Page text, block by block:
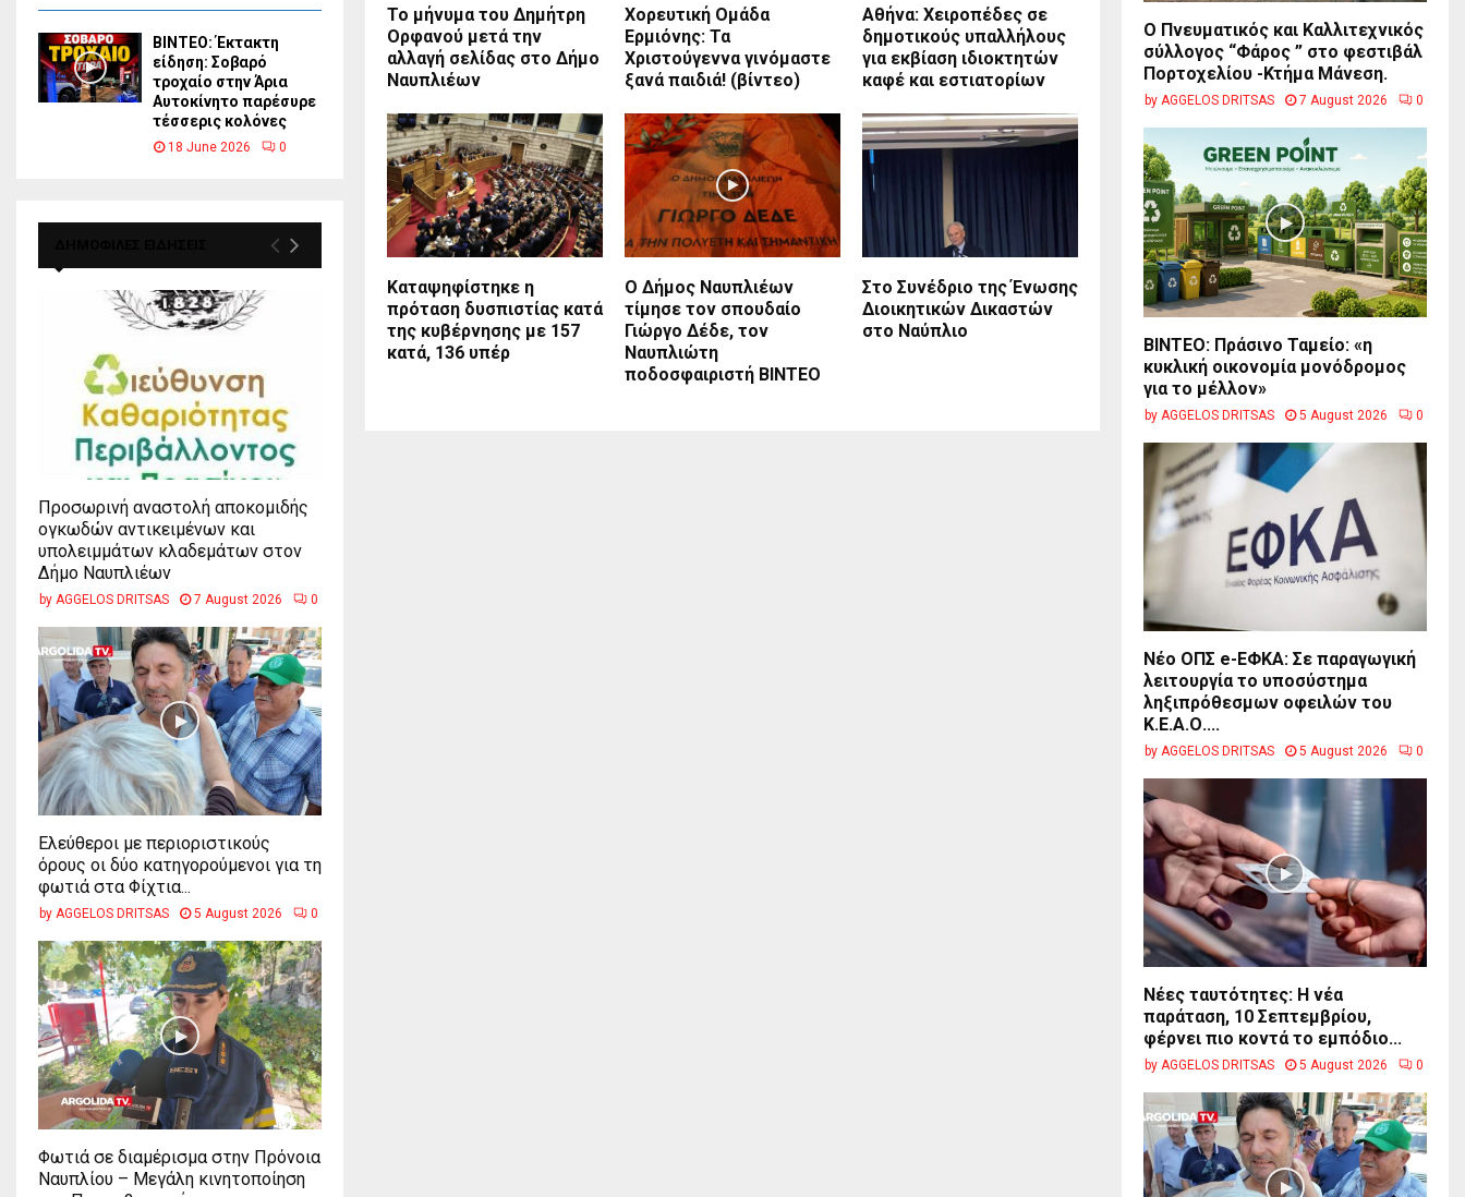
Το μήνυμα του Δημήτρη
Ορφανού μετά την
αλλαγή σελίδας στο Δήμο
Ναυπλιέων
Χορευτική Ομάδα
Ερμιόνης: Τα
Χριστούγεννα γινόμαστε
ξανά παιδιά! (βίντεο)
Αθήνα: Χειροπέδες σε
δημοτικούς υπαλλήλους
για εκβίαση ιδιοκτητών
καφέ και εστιατορίων
Καταψηφίστηκε η
πρόταση δυσπιστίας κατά
της κυβέρνησης με 157
κατά, 136 υπέρ
Ο Δήμος Ναυπλιέων
τίμησε τον σπουδαίο
Γιώργο Δέδε, τον
Ναυπλιώτη
ποδοσφαιριστή BINTEO
Στο Συνέδριο της Ένωσης
Διοικητικών Δικαστών
στο Ναύπλιο
ΒΙΝΤΕΟ: Έκτακτη
είδηση: Σοβαρό
τροχαίο στην Άρια
Αυτοκίνητο παρέσυρε
τέσσερις κολόνες
18 June 2026 0
Προσωρινή αναστολή αποκομιδής
ογκωδών αντικειμένων και
υπολειμμάτων κλαδεμάτων στον
Δήμο Ναυπλιέων
by AGGELOS DRITSAS 7 August 2026 0
Ελεύθεροι με περιοριστικούς
όρους οι δύο κατηγορούμενοι για τη
φωτιά στα Φίχτια...
by AGGELOS DRITSAS 5 August 2026 0
Φωτιά σε διαμέρισμα στην Πρόνοια
Ναυπλίου – Μεγάλη κινητοποίηση
Ο Πνευματικός και Καλλιτεχνικός
σύλλογος “Φάρος ” στο φεστιβάλ
Πορτοχελίου -Κτήμα Μάνεση.
by AGGELOS DRITSAS 7 August 2026 0
BINTEO: Πράσινο Ταμείο: «η
κυκλική οικονομία μονόδρομος
για το μέλλον»
by AGGELOS DRITSAS 5 August 2026 0
Νέο ΟΠΣ e-ΕΦΚΑ: Σε παραγωγική
λειτουργία το υποσύστημα
ληξιπρόθεσμων οφειλών του
Κ.Ε.Α.Ο....
by AGGELOS DRITSAS 5 August 2026 0
Νέες ταυτότητες: Η νέα
παράταση, 10 Σεπτεμβρίου,
φέρνει πιο κοντά το εμπόδιο...
by AGGELOS DRITSAS 5 August 2026 0